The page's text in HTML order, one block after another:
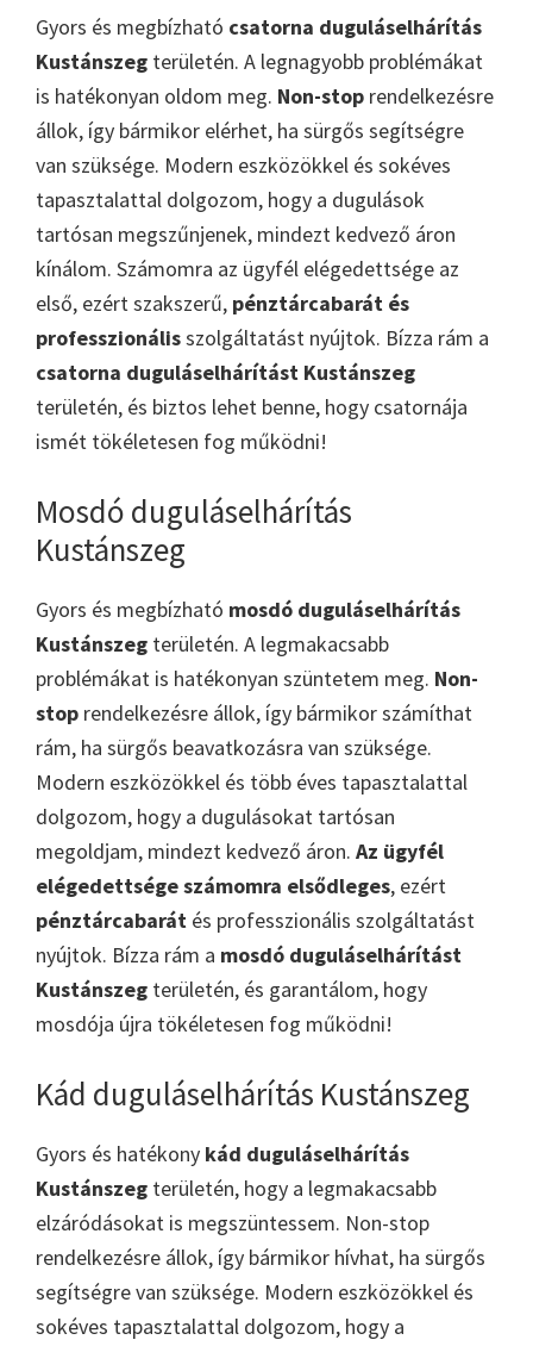
Gyors és megbízható csatorna duguláselhárítás
Kustánszeg területén. A legnagyobb problémákat
is hatékonyan oldom meg. Non-stop rendelkezésre
állok, így bármikor elérhet, ha sürgős segítségre
van szüksége. Modern eszközökkel és sokéves
tapasztalattal dolgozom, hogy a dugulások
tartósan megszűnjenek, mindezt kedvező áron
kínálom. Számomra az ügyfél elégedettsége az
első, ezért szakszerű, pénztárcabarát és
professzionálisszolgáltatást nyújtok. Bízza rám a
csatorna duguláselhárítást Kustánszeg
területén, és biztos lehet benne, hogy csatornája
ismét tökéletesen fog működni!
Mosdó duguláselhárítás
Kustánszeg
Gyors és megbízható mosdó duguláselhárítás
Kustánszeg területén. A legmakacsabb
problémákat is hatékonyan szüntetem meg. Non-
stop rendelkezésre állok, így bármikor számíthat
rám, ha sürgős beavatkozásra van szüksége.
Modern eszközökkel és több éves tapasztalattal
dolgozom, hogy a dugulásokat tartósan
megoldjam, mindezt kedvező áron. Az ügyfél
elégedettsége számomra elsődleges, ezért
pénztárcabarát és professzionális szolgáltatást
nyújtok. Bízza rám a mosdó duguláselhárítást
Kustánszeg területén, és garantálom, hogy
mosdója újra tökéletesen fog működni!
Kád duguláselhárítás Kustánszeg
Gyors és hatékony kád duguláselhárítás
Kustánszeg területén, hogy a legmakacsabb
elzáródásokat is megszüntessem. Non-stop
rendelkezésre állok, így bármikor hívhat, ha sürgős
segítségre van szüksége. Modern eszközökkel és
sokéves tapasztalattal dolgozom, hogy a